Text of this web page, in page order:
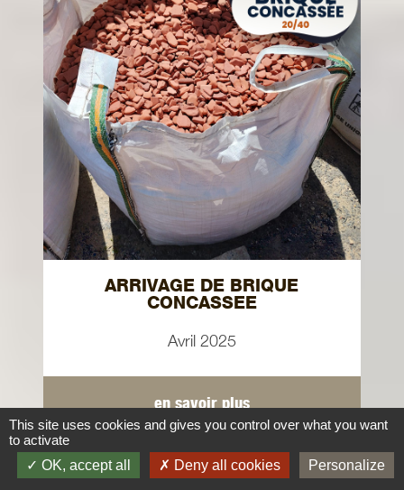
ARRIVAGE DE BRIQUE
CONCASSEE
Avril 2025
en savoir plus
This site uses cookies and gives you control over what you want
to activate
OK, accept all
Deny all cookies Personalize